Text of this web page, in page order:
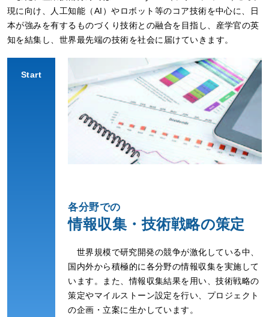
現に向け、人工知能（AI）やロボット等のコア技術を中心に、日
本が強みを有するものづくり技術との融合を目指し、産学官の英
知を結集し、世界最先端の技術を社会に届けていきます。
Start
各分野での
情報収集・技術戦略の策定
世界規模で研究開発の競争が激化している中、
国内外から積極的に各分野の情報収集を実施して
います。また、情報収集結果を用い、技術戦略の
策定やマイルストーン設定を行い、プロジェクト
の企画・立案に生かしています。